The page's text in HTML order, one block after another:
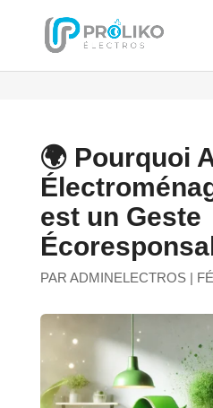
🌍 Pourquoi
est un Geste
PAR ADMINELECTROS|